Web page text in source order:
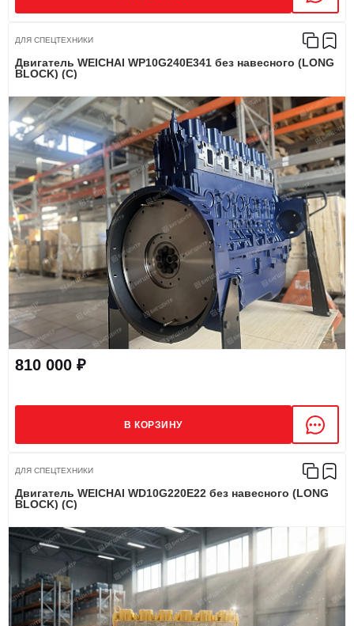
ДЛЯ СПЕЦТЕХНИКИ
Двигатель WEICHAI WP10G240E341 без навесного (LONG
BLOCK) (C)
810 000 ₽
В КОРЗИНУ
ДЛЯ СПЕЦТЕХНИКИ
Двигатель WEICHAI WD10G220E22 без навесного (LONG
BLOCK) (C)